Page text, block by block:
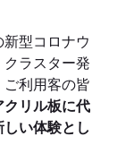
型コロナウ
ラスター発
利用客の皆
リル板に代
い体験とし